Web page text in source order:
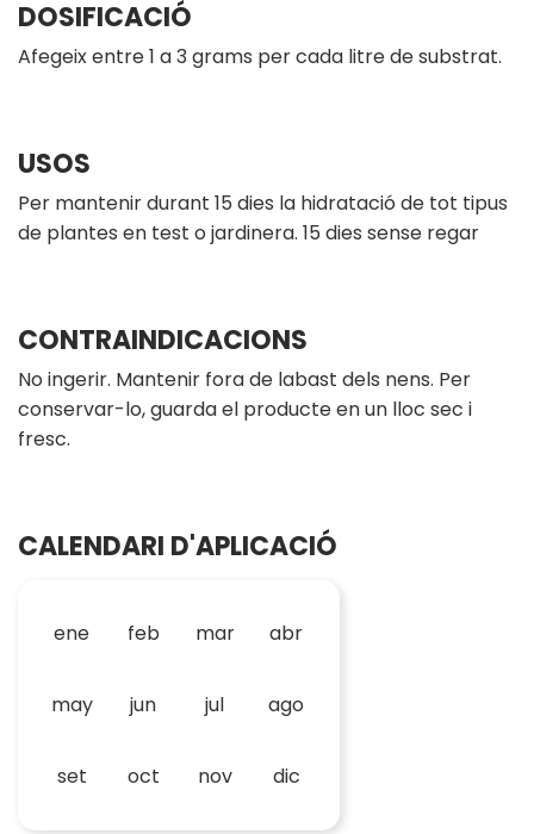
DOSIFICACIÓ
Afegeix entre 1 a 3 grams per cada litre de substrat.
USOS
Per mantenir durant 15 dies la hidratació de tot tipus
de plantes en test o jardinera. 15 dies sense regar
CONTRAINDICACIONS
No ingerir. Mantenir fora de labast dels nens. Per
conservar-lo, guarda el producte en un lloc sec i
fresc.
CALENDARI D'APLICACIÓ
ene feb mar abr
may jun jul ago
set oct nov dic